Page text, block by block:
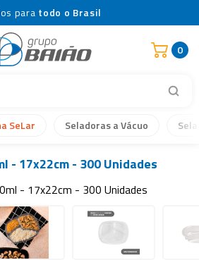
para todo o Brasil
0
SeLar Seladoras a Vácuo
- 17x22cm - 300 Unidades